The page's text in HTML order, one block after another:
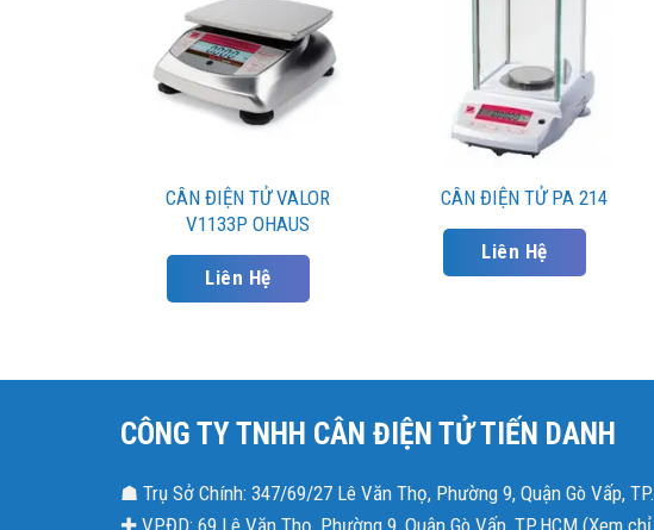
CÂN ĐIỆN TỬ VALOR
V1133P OHAUS
Liên Hệ
CÂN ĐIỆN TỬ PA 214
Liên Hệ
CÔNG TY TNHH CÂN ĐIỆN TỬ TIẾN DANH
☗ Trụ Sở Chính: 347/69/27 Lê Văn Thọ, Phường 9, Quận Gò Vấp,